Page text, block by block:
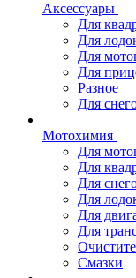
Аксессуары
Для
Для
Для
Для
Разное
Для
Мотохимия
Для
Для
Для
Для
Для
Для
Смазки